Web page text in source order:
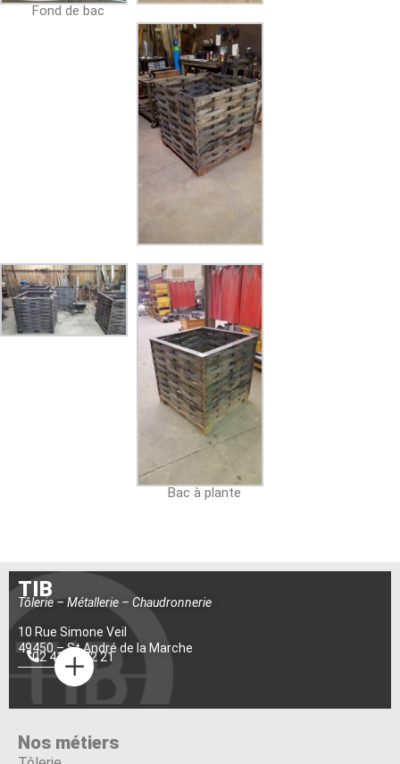
Fond de bac
Bac à plante
TIB
Tôlerie – Métallerie – Chaudronnerie
10 Rue Simone Veil
49450 – St André de la Marche
02 41 55 72 21
Nos métiers